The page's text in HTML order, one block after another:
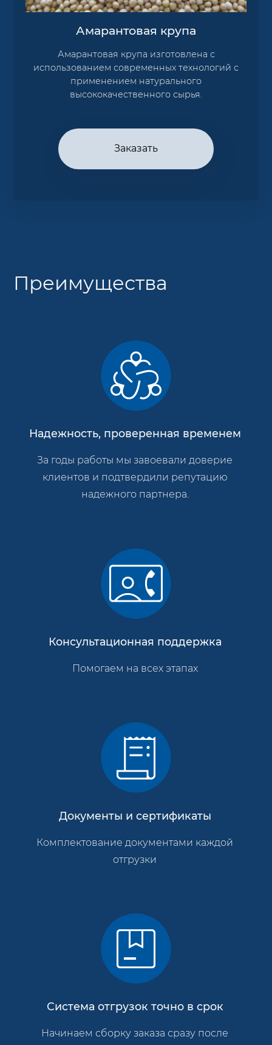
Амарантовая крупа
Амарантовая крупа изготовлена с
использованием современных технологий с
применением натурального
высококачественного сырья.
Заказать
Преимущества
Надежность, проверенная временем
За годы работы мы завоевали доверие
клиентов и подтвердили репутацию
надежного партнера.
Консультационная поддержка
Помогаем на всех этапах
Документы и сертификаты
Комплектование документами каждой
отгрузки
Система отгрузок точно в срок
Начинаем сборку заказа сразу после